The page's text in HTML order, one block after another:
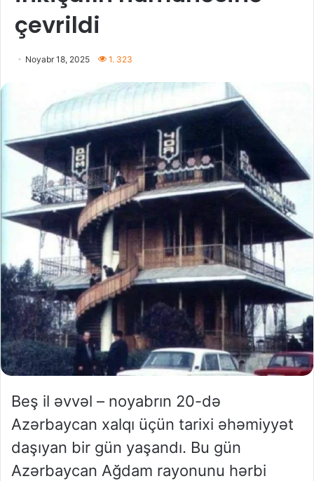
çevrildi
Noyabr 18, 2025 1. 323
Beş il əvvəl – noyabrın 20-də
Azərbaycan xalqı üçün tarixi əhəmiyyət
daşıyan bir gün yaşandı. Bu gün
Azərbaycan Ağdam rayonunu hərbi